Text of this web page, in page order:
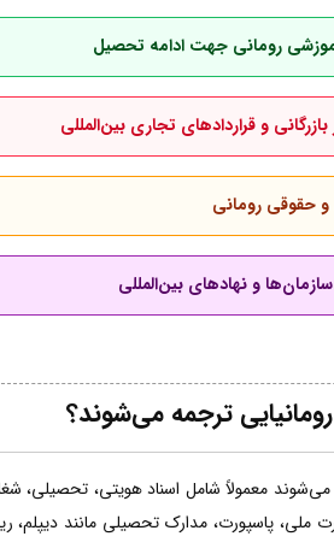
آموزشی رومانی جهت ادامه تحصیل
و قراردادهای تجاری بین‌المللی
و حقوقی رومانی
و نهادهای بین‌المللی
ترجمه می‌شوند؟
می‌شوند معمولاً شامل اسناد هویتی، تحصیلی،
ملی، پاسپورت، مدارک تحصیلی مانند